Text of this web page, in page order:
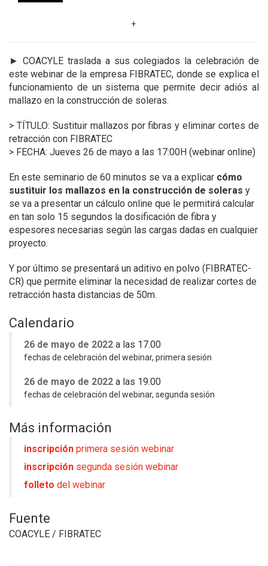
+
► COACYLE traslada a sus colegiados la celebración de
este webinar de la empresa FIBRATEC, donde se explica el
funcionamiento de un sistema que permite decir adiós al
mallazo en la construcción de soleras.
> TÍTULO: Sustituir mallazos por fibras y eliminar cortes de
retracción con FIBRATEC
> FECHA: Jueves 26 de mayo a las 17:00H (webinar online)
En este seminario de 60 minutos se va a explicar cómo
sustituir los mallazos en la construcción de soleras y
se va a presentar un cálculo online que le permitirá calcular
en tan solo 15 segundos la dosificación de fibra y
espesores necesarias según las cargas dadas en cualquier
proyecto.
Y por último se presentará un aditivo en polvo (FIBRATEC-
CR) que permite eliminar la necesidad de realizar cortes de
retracción hasta distancias de 50m.
Calendario
26 de mayo de 2022 a las 17.00
fechas de celebración del webinar, primera sesión
26 de mayo de 2022 a las 19.00
fechas de celebración del webinar, segunda sesión
Más información
inscripción primera sesión webinar
inscripción segunda sesión webinar
folleto del webinar
Fuente
COACYLE / FIBRATEC